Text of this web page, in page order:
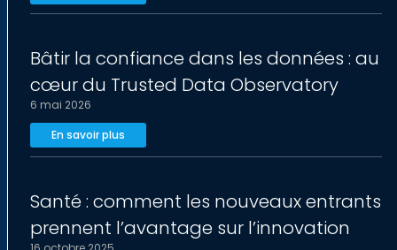
Bâtir la confiance dans les données : au
cœur du Trusted Data Observatory
6 mai 2026
En savoir plus
Santé : comment les nouveaux entrants
prennent l’avantage sur l’innovation